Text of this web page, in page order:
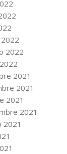
2022
2021
2021
2021
2021
2021